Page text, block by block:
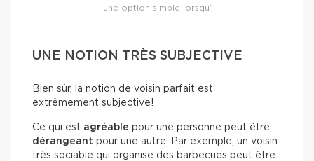
une option simple lorsqu’
UNE NOTION TRÈS SUBJECTIVE
Bien sûr, la notion de voisin parfait est
extrêmement subjective!
Ce qui est agréable pour une personne peut être
dérangeant pour une autre. Par exemple, un voisin
très sociable qui organise des barbecues peut être